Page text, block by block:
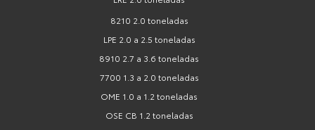
8210 2.0 toneladas
LPE 2.0 a 2.5 toneladas
8910 2.7 a 3.6 toneladas
7700 1.3 a 2.0 toneladas
OME 1.0 a 1.2 toneladas
OSE CB 1.2 toneladas